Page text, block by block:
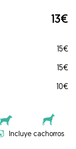
13€
15€
15€
10€
Incluye cachorros